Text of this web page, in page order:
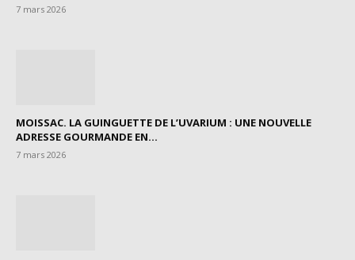
7 mars 2026
MOISSAC. LA GUINGUETTE DE L’UVARIUM : UNE NOUVELLE
ADRESSE GOURMANDE EN...
7 mars 2026